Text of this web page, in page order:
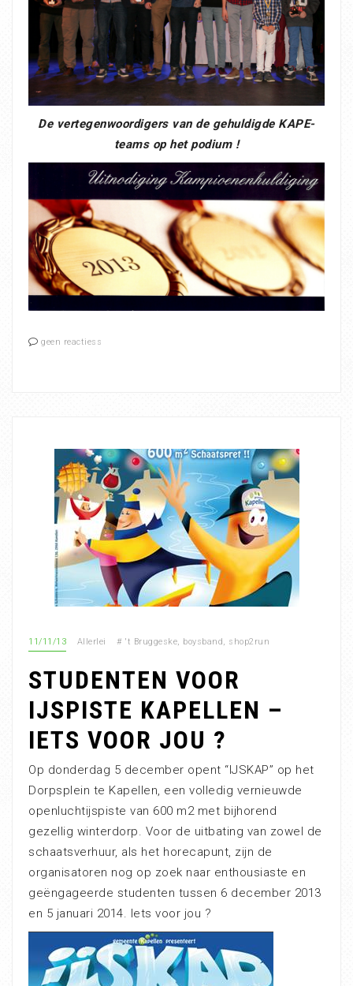
De vertegenwoordigers van de gehuldigde KAPE-
teams op het podium !
geen reactiess
11/11/13 Allerlei # 't Bruggeske boysband shop2run
STUDENTEN VOOR
IJSPISTE KAPELLEN –
IETS VOOR JOU ?
Op donderdag 5 december opent “IJSKAP” op het
Dorpsplein te Kapellen, een volledig vernieuwde
openluchtijspiste van 600 m2 met bijhorend
gezellig winterdorp. Voor de uitbating van zowel de
schaatsverhuur, als het horecapunt, zijn de
organisatoren nog op zoek naar enthousiaste en
geëngageerde studenten tussen 6 december 2013
en 5 januari 2014. Iets voor jou ?